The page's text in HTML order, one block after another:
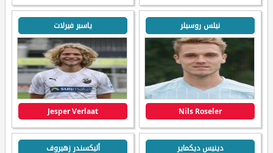
نيلس روسيلر
Nils Roseler
ياسبر فيرلات
Jesper Verlaat
دينيس ديكماير أليكسندر زهيروف